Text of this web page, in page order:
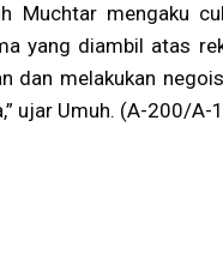
Muchtar mengaku
yang diambil atas
dan melakukan
ujar Umuh. (A-200/